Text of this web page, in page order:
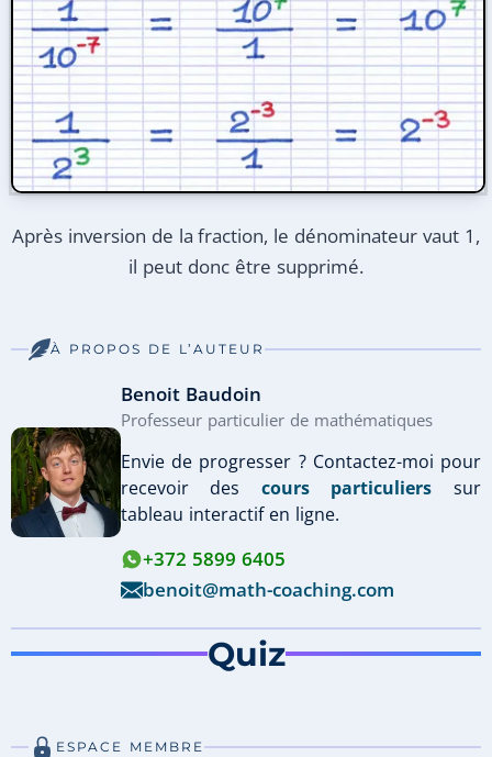
Après inversion de la fraction, le dénominateur vaut 1,
il peut donc être supprimé.
À PROPOS DE L’AUTEUR
Benoit Baudoin
Professeur particulier de mathématiques
Envie de progresser ? Contactez-moi pour
recevoir des cours particuliers sur
tableau interactif en ligne.
+372 5899 6405
benoit@math-coaching.com
Quiz
ESPACE MEMBRE